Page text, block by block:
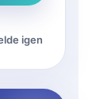
igen